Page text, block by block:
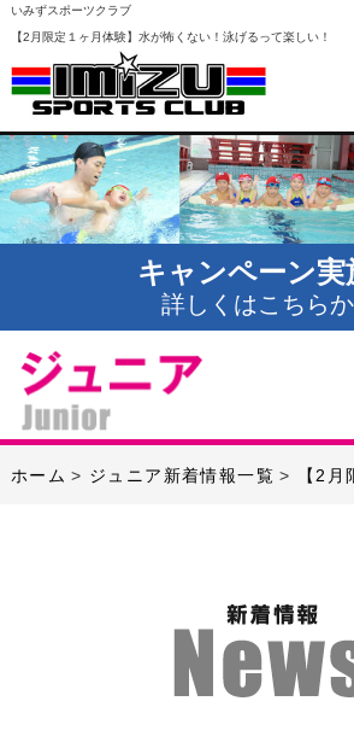
いみずスポーツクラブ
【2月限定１ヶ月体験】水が怖くない！泳げるって楽しい！
キャンペーン実
詳しくはこちら
ホーム ジュニア新着情報一覧 【2